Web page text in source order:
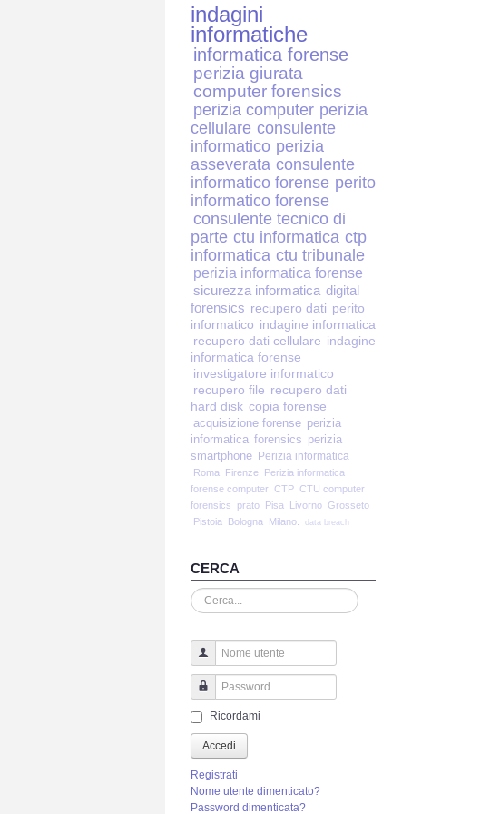
indagini
informatiche
informatica forense
perizia giurata
computer forensics
perizia computer perizia
cellulare consulente
informatico perizia
asseverata consulente
informatico forense perito
informatico forense
consulente tecnico di
parte ctu informatica ctp
informatica ctu tribunale
perizia informatica forense
sicurezza informatica digital
forensics recupero dati perito
informatico indagine informatica
recupero dati cellulare indagine
informatica forense
investigatore informatico
recupero file recupero dati
hard disk copia forense
acquisizione forense perizia
informatica forensics perizia
smartphone Perizia informatica
Roma Firenze Perizia informatica
forense computer CTP CTU computer
forensics
prato Pisa Livorno Grosseto
Pistoia
Bologna Milano. data breach
CERCA
Cerca...
Nome utente
Password
Ricordami
Accedi
Registrati
Nome utente dimenticato?
Password dimenticata?